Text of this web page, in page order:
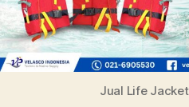
Jual Life Jacket